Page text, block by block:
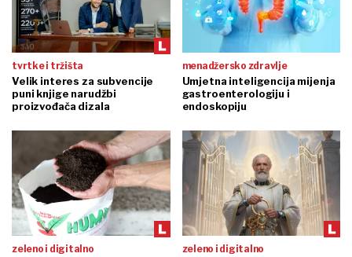
tvrtke i tržišta
Velik interes za subvencije
puni knjige narudžbi
proizvođača dizala
menadžersko zdravlje
Umjetna inteligencija mijenja
gastroenterologiju i
endoskopiju
zeleno i digitalno zeleno i digitalno